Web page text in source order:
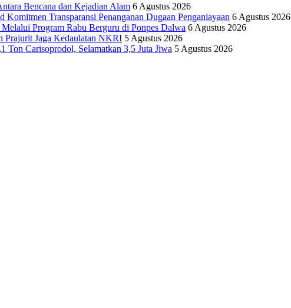
Bencana dan Kejadian Alam 6 Agustus 2026
Transparansi Penanganan Dugaan Penganiayaan 6 Agustus 2026
Program Rabu Berguru di Ponpes Dalwa 6 Agustus 2026
Prajurit Jaga Kedaulatan NKRI 5 Agustus 2026
Ton Carisoprodol, Selamatkan 3,5 Juta Jiwa 5 Agustus 2026